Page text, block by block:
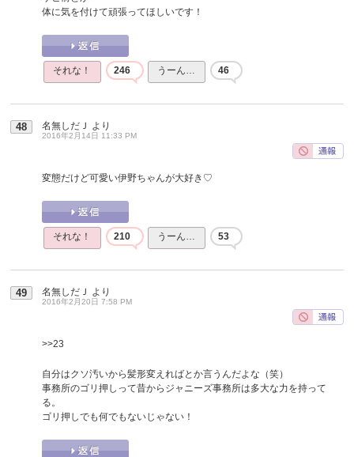
体に気を付けて頑張ってほしいです！
それな！ 246 うーん… 46
48 名無しだＪ より
2016年2月14日 11:33 PM
変態だけど可愛い伊野ちゃんが大好き♡
それな！ 210 うーん… 53
49 名無しだＪ より
2016年2月20日 7:58 PM
>>23
自分はクソ汚いから髪形変えればとか言うんだよな（笑）
事務所のゴリ押しって昔からジャニーズ事務所は多大な力を持って
る。
ゴリ押しでも何でもないじゃない！